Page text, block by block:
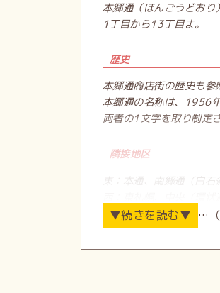
本郷通（ほんごうどお
1丁目から13丁目ま。
歴史
本郷通商店街の歴史も参
本郷通の名称は、1956
両者の1文字を取り制定
隣接地区
東：本通、南郷通（白
行政
…（